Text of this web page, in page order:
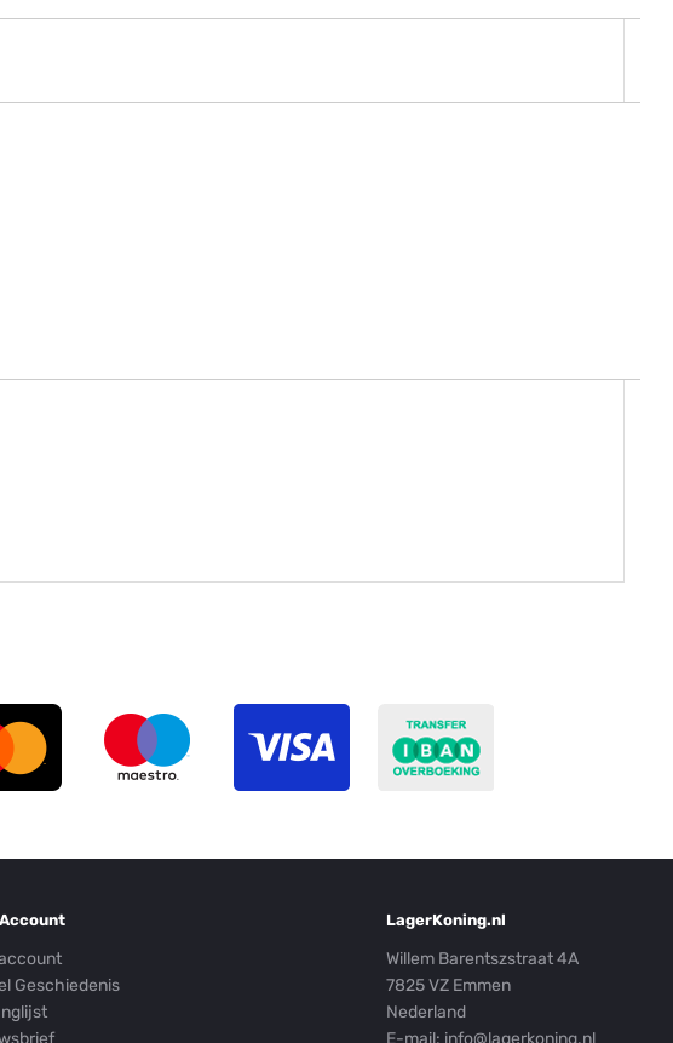
Geschiedenis
LagerKoning.nl
Willem Barentszstraat 4A
7825 VZ Emmen
Nederland
E-mail: info@lagerkoning.nl